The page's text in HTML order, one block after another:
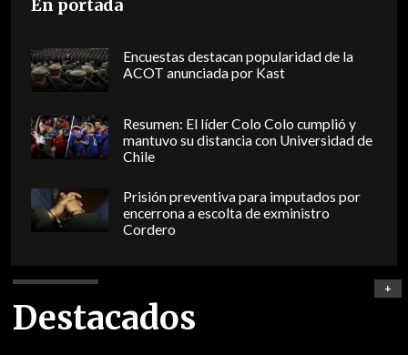
En portada
Encuestas destacan popularidad de la
ACOT anunciada por Kast
Resumen: El líder Colo Colo cumplió y
mantuvo su distancia con Universidad de
Chile
Prisión preventiva para imputados por
encerrona a escolta de exministro
Cordero
Destacados
+